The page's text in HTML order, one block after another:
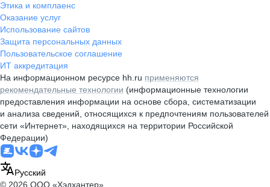
Этика и комплаенс
Оказание услуг
Использование сайтов
Защита персональных данных
Пользовательское соглашение
ИТ аккредитация
На информационном ресурсе hh.ru применяются
рекомендательные технологии (информационные технологии
предоставления информации на основе сбора, систематизации
и анализа сведений, относящихся к предпочтениям пользователей
сети «Интернет», находящихся на территории Российской
Федерации)
Русский
© 2026 ООО «Хэдхантер»